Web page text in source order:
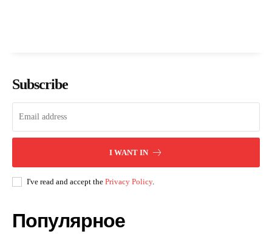
Subscribe
I WANT IN
I've read and accept the Privacy Policy.
Популярное